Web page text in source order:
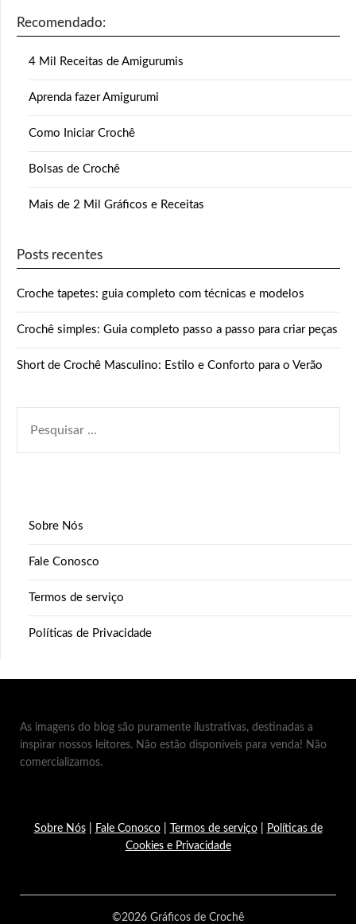
Recomendado:
4 Mil Receitas de Amigurumis
Aprenda fazer Amigurumi
Como Iniciar Crochê
Bolsas de Crochê
Mais de 2 Mil Gráficos e Receitas
Posts recentes
Croche tapetes: guia completo com técnicas e modelos
Crochê simples: Guia completo passo a passo para criar peças
Short de Crochê Masculino: Estilo e Conforto para o Verão
POR:
Sobre Nós
Fale Conosco
Termos de serviço
Políticas de Privacidade
As imagens do blog são puramente ilustrativas, destinadas a
inspirar nossos leitores. Não estão disponíveis para venda! Não
comercializamos.
Sobre Nós| Fale Conosco| Termos de serviço|
Políticas de
Cookies e Privacidade
©2026 Gráficos de Crochê